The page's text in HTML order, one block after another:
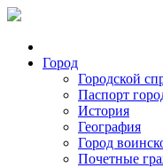
Город
Городской
Паспорт
История
География
Город
Почетные